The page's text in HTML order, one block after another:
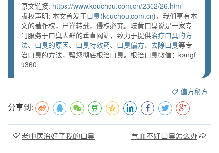
原文链接: https://www.kouchou.com.cn/2302/26.html
版权声明: 本文首发于口臭(kouchou.com.cn)，我们享有本
文的著作权，严谨转载，侵权必究。岐黄口臭说是一家专
门服务于口臭人群的垂直网站，致力于提供治疗口臭的方
法、 口臭的原因、 口臭特效药、 口臭偏方、 去除口臭等专
治口臭的方法，帮您彻底根治口臭。根治口臭微信：kangf
u360
偏方秘方
分享到:
老中医治好了我的口臭 气血不好口臭怎么办